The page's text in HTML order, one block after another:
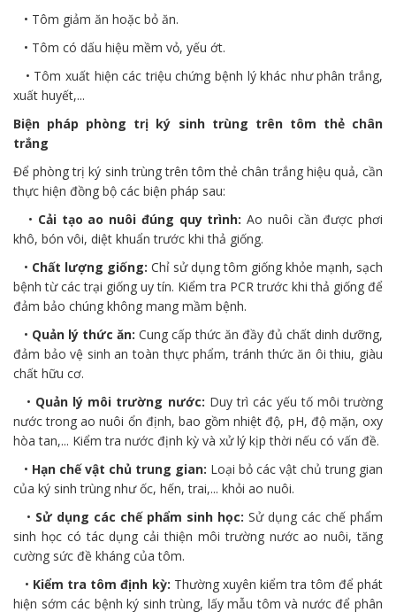
• Tôm giảm ăn hoặc bỏ ăn.
• Tôm có dấu hiệu mềm vỏ, yếu ớt.
• Tôm xuất hiện các triệu chứng bệnh lý khác như phân trắng,
xuất huyết,...
Biện pháp phòng trị ký sinh trùng trên tôm thẻ chân
trắng
Để phòng trị ký sinh trùng trên tôm thẻ chân trắng hiệu quả, cần
thực hiện đồng bộ các biện pháp sau:
• Cải tạo ao nuôi đúng quy trình: Ao nuôi cần được phơi
khô, bón vôi, diệt khuẩn trước khi thả giống.
• Chất lượng giống: Chỉ sử dụng tôm giống khỏe mạnh, sạch
bệnh từ các trại giống uy tín. Kiểm tra PCR trước khi thả giống để
đảm bảo chúng không mang mầm bệnh.
• Quản lý thức ăn: Cung cấp thức ăn đầy đủ chất dinh dưỡng,
đảm bảo vệ sinh an toàn thực phẩm, tránh thức ăn ôi thiu, giàu
chất hữu cơ.
• Quản lý môi trường nước: Duy trì các yếu tố môi trường
nước trong ao nuôi ổn định, bao gồm nhiệt độ, pH, độ mặn, oxy
hòa tan,... Kiểm tra nước định kỳ và xử lý kịp thời nếu có vấn đề.
• Hạn chế vật chủ trung gian: Loại bỏ các vật chủ trung gian
của ký sinh trùng như ốc, hến, trai,... khỏi ao nuôi.
• Sử dụng các chế phẩm sinh học: Sử dụng các chế phẩm
sinh học có tác dụng cải thiện môi trường nước ao nuôi, tăng
cường sức đề kháng của tôm.
• Kiểm tra tôm định kỳ: Thường xuyên kiểm tra tôm để phát
hiện sớm các bệnh ký sinh trùng, lấy mẫu tôm và nước để phân